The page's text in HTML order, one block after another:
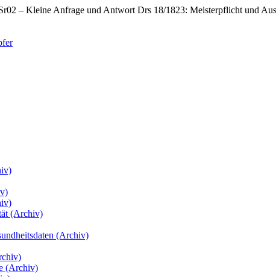
– Kleine Anfrage und Antwort Drs 18/1823: Meisterpflicht und
(Archiv)
(Archiv)
(Archiv)